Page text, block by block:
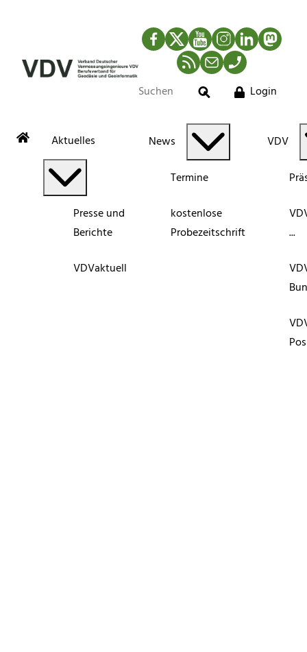
Facebook
TwitterYouTubeInstagram
LinkedIn
RSS-Newsfeed
MailTelefon
Suche
Login
Aktuelles
Presse und
Berichte
VDVaktuell
News
Termine
kostenlose
Probezeitschrift
VDV
...